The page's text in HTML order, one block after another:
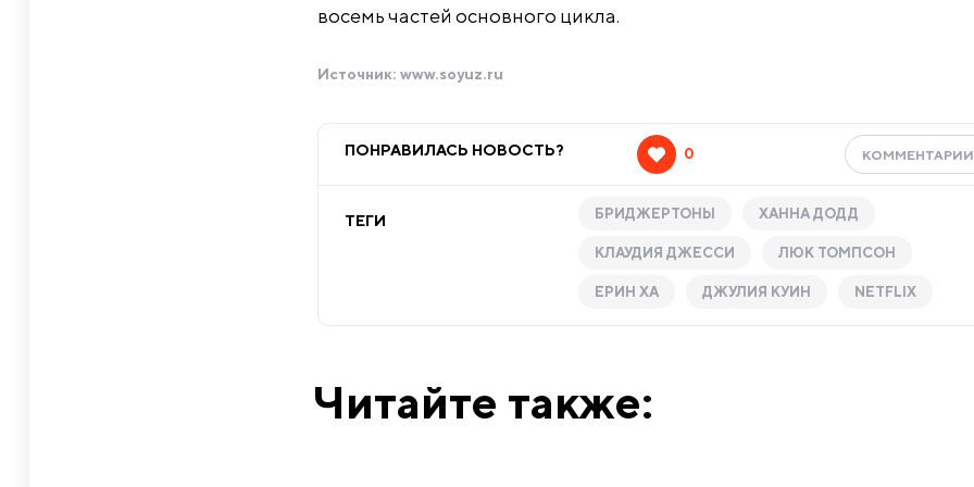
восемь частей основного цикла.
Источник: www.soyuz.ru
ПОНРАВИЛАСЬ НОВОСТЬ? 0
ТЕГИ БРИДЖЕРТОНЫ ХАННА ДОДД
КЛАУДИЯ ДЖЕССИ ЛЮК ТОМПСОН
ЕРИН ХА ДЖУЛИЯ КУИН NETFLIX
Читайте также: